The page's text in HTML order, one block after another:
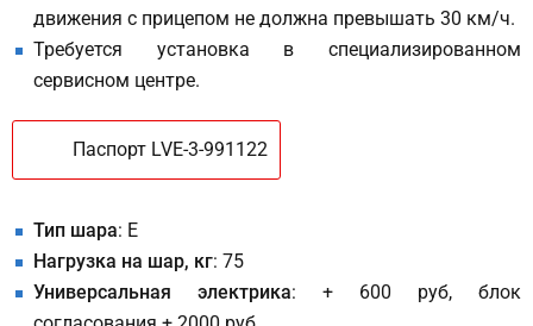
движения с прицепом не должна превышать 30 км/ч.
Требуется установка в специализированном
сервисном центре.
Паспорт LVE-3-991122
Тип шара: E
Нагрузка на шар, кг: 75
Универсальная электрика: + 600 руб, блок